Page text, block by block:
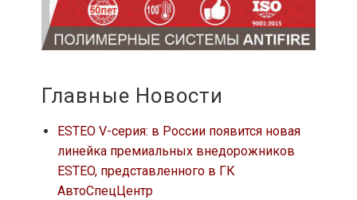
Главные Новости
ESTEO V-серия: в России появится новая
линейка премиальных внедорожников
ESTEO, представленного в ГК
АвтоСпецЦентр